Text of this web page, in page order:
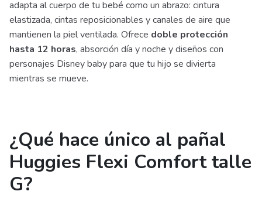
adapta al cuerpo de tu bebé como un abrazo: cintura
elastizada, cintas reposicionables y canales de aire que
mantienen la piel ventilada. Ofrece doble protección
hasta 12 horas, absorción día y noche y diseños con
personajes Disney baby para que tu hijo se divierta
mientras se mueve.
¿Qué hace único al pañal
Huggies Flexi Comfort talle
G?